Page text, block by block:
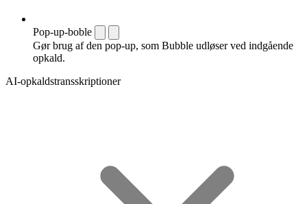
Pop-up-boble
Gør brug af den pop-up, som Bubble udløser ved indgående
opkald.
AI-opkaldstransskriptioner